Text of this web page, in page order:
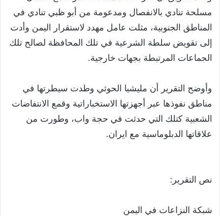
مسلحة تنادي بالانفصال ومدعومة من أبو ظبي تنادي في
المناطق الجنوبية، مثلت عامل مهدد لاستقرار اليمن وأدت
إلى تقويض سلطة الشرعية في تلك المحافظة لصالح تلك
الجماعات المرتبطة بجهات خارجية.
وأوضح التقرير أن مليشيا الحوثي وطدت سيطرتها في
مناطق نفوذها عبر أجهزتها الاستخباراتية وقمع الانتفاضات
الشعبية كتلك التي حدثت في حجة واب، وطورت من
علاقاتها الدبلوماسية مع ايران.
نص التقرير:
شبكة النزاعات في اليمن